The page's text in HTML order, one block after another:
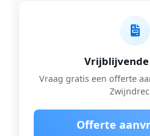
Vraag gratis een offerte
Offerte